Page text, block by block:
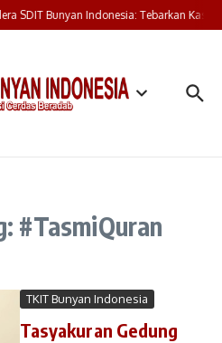
SDIT Bunyan Indonesia: Tebarkan
#TasmiQuran
TKIT Bunyan Indonesia
Tasyakuran Gedung